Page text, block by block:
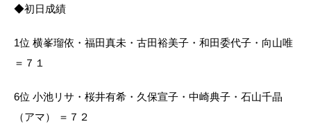
◆初日成績
1位 横峯瑠依・福田真未・古田裕美子・和田委代子・向山唯
＝７１
6位 小池リサ・桜井有希・久保宣子・中崎典子・石山千晶
（アマ） ＝７２